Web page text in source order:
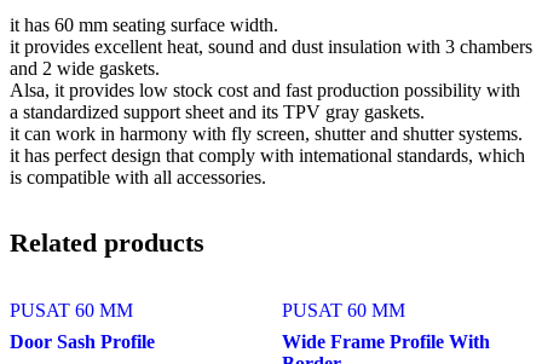
it has 60 mm seating surface width.
it provides excellent heat, sound and dust insulation with 3 chambers
and 2 wide gaskets.
Alsa, it provides low stock cost and fast production possibility with
a standardized support sheet and its TPV gray gaskets.
it can work in harmony with fly screen, shutter and shutter systems.
it has perfect design that comply with intemational standards, which
is compatible with all accessories.
Related products
PUSAT 60 MM
Door Sash Profile
PUSAT 60 MM
Wide Frame Profile With